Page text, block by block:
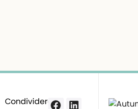
Condividere: